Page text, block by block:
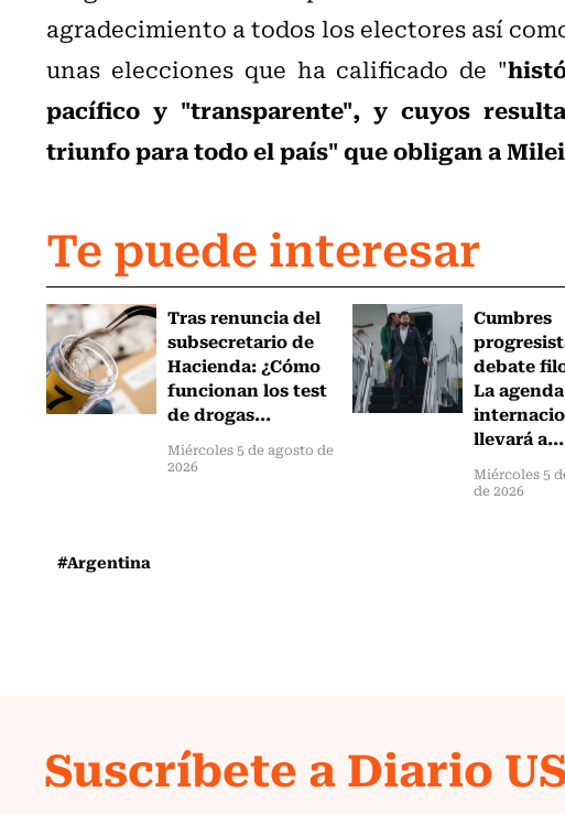
agradecimiento a todos los electores así
unas elecciones que ha calificado de "
pacífico y "transparente", y cuyos
triunfo para todo el país" que obligan a
Te puede interesar
Tras renuncia del
subsecretario de
Hacienda: ¿Cómo
funcionan los test
de drogas...
Miércoles 5 de agosto de
2026
Cumbres
debate
La agenda
llevará a...
Miércoles 5
de 2026
#Argentina